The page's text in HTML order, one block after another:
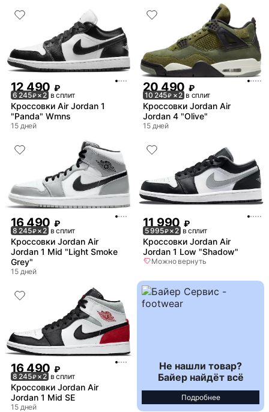
12 490 ₽
6 245₽× 2 в сплит
Кроссовки Air Jordan 1
"Panda" Wmns
15 дней
20 490 ₽
10 245₽ × 2 в сплит
Кроссовки Jordan Air
Jordan 4 "Olive"
15 дней
16 490 ₽
8 245₽× 2 в сплит
Кроссовки Jordan Air
Jordan 1 Mid "Light Smoke
Grey"
15 дней
11 990 ₽
5 995₽× 2 в сплит
Кроссовки Jordan Air
Jordan 1 Low "Shadow"
Можно вернуть
16 490 ₽
8 245₽× 2 в сплит
Кроссовки Jordan Air
Jordan 1 Mid SE
15 дней
Не нашли товар?
Байер найдёт всё
Подробнее